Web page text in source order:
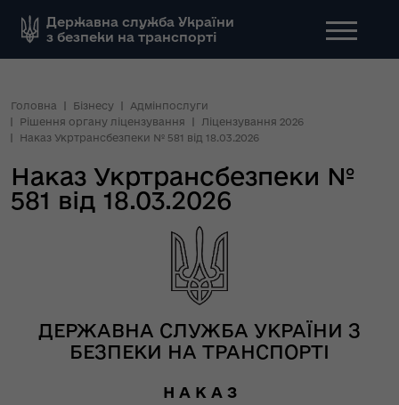
Державна служба України
з безпеки на транспорті
Головна Бізнесу
Адмінпослуги
Рішення органу ліцензування
Ліцензування 2026
Наказ Укртрансбезпеки № 581 від 18.03.2026
Наказ Укртрансбезпеки №
581 від 18.03.2026
ДЕРЖАВНА СЛУЖБА УКРАЇНИ З
БЕЗПЕКИ НА ТРАНСПОРТІ
Н А К А З